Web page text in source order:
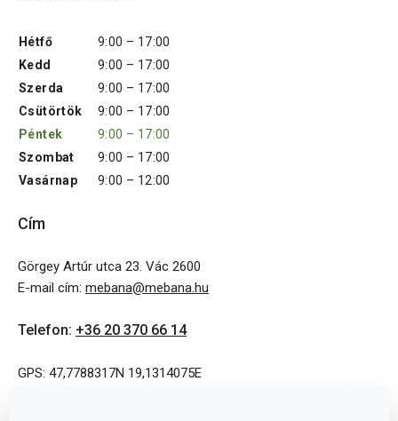
Hétfő
9:00 – 17:00
Kedd
9:00 – 17:00
Szerda
9:00 – 17:00
Csütörtök
9:00 – 17:00
Péntek
9:00 – 17:00
Szombat
9:00 – 17:00
Vasárnap
9:00 – 12:00
Cím
Görgey Artúr utca 23. Vác 2600
E-mail cím: mebana@mebana.hu
Telefon: +36 20 370 66 14
GPS: 47,7788317N 19,1314075E